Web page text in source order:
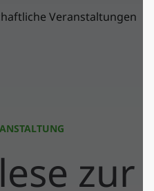
Veranstaltungen
zur